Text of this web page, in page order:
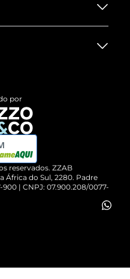
reservados. ZZAB
África do Sul, 2280. Padre
900 | CNPJ: 07.900.208/0077-
por